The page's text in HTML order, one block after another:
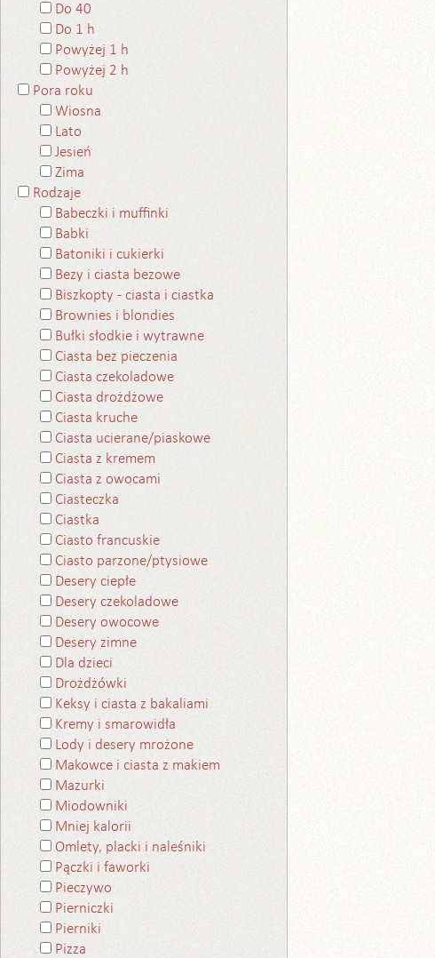
Do 40
Do 1 h
Powyżej 1 h
Powyżej 2 h
Pora roku
Wiosna
Lato
Jesień
Zima
Rodzaje
Babeczki i muffinki
Babki
Batoniki i cukierki
Bezy i ciasta bezowe
Biszkopty - ciasta i ciastka
Brownies i blondies
Bułki słodkie i wytrawne
Ciasta bez pieczenia
Ciasta czekoladowe
Ciasta drożdżowe
Ciasta kruche
Ciasta ucierane/piaskowe
Ciasta z kremem
Ciasta z owocami
Ciasteczka
Ciastka
Ciasto francuskie
Ciasto parzone/ptysiowe
Desery ciepłe
Desery czekoladowe
Desery owocowe
Desery zimne
Dla dzieci
Drożdżówki
Keksy i ciasta z bakaliami
Kremy i smarowidła
Lody i desery mrożone
Makowce i ciasta z makiem
Mazurki
Miodowniki
Mniej kalorii
Omlety, placki i naleśniki
Pączki i faworki
Pieczywo
Pierniczki
Pierniki
Pizza